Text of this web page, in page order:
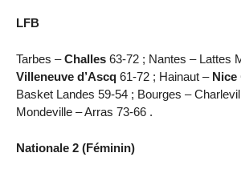
LFB
Tarbes –Challes 63-72 ; Nantes – Lattes
Villeneuve d’Ascq 61-72 ; Hainaut – Nice
Basket Landes 59-54 ; Bourges –
Mondeville – Arras 73-66 .
Nationale 2 (Féminin)